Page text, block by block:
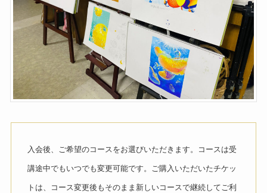
入会後、ご希望のコースをお選びいただきます。コースは受
講途中でもいつでも変更可能です。ご購入いただいたチケッ
トは、コース変更後もそのまま新しいコースで継続してご利